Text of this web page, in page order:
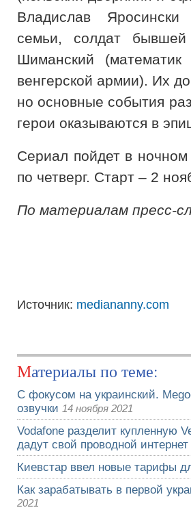
Владислав
семьи, солдат
Шиманский
венгерской армии). Их
но основные события
герои оказываются в
Сериал пойдет в
по четверг. Старт – 2
По материалам пресс-
Источник: mediananny.com
Материалы по теме:
С фокусом на украинский.
озвучки 14 ноября 2021
Vodafone разделит купленную
дадут свой проводной интернет
Киевстар ввел новые тарифы
Как зарабатывать в первой
2021